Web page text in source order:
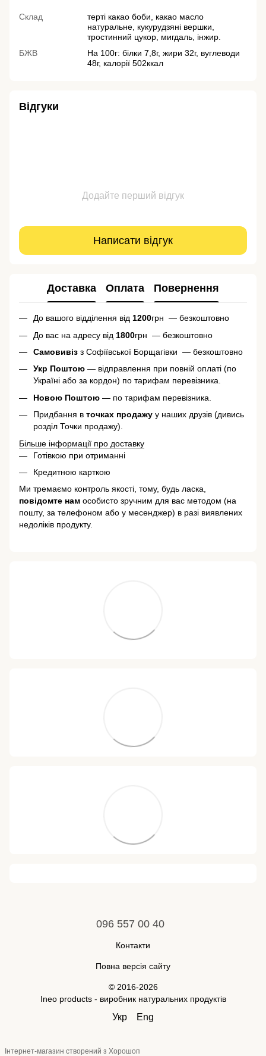
Склад
терті какао боби, какао масло
натуральне, кукурудзяні вершки,
тростинний цукор, мигдаль, інжир.
БЖВ
На 100г: білки 7,8г, жири 32г, вуглеводи
48г, калорії 502ккал
Відгуки
Додайте перший відгук
Написати відгук
Доставка Оплата Повернення
До вашого відділення від 1200грн — безкоштовно
До вас на адресу від 1800грн — безкоштовно
Самовивіз з Софіївської Борщагівки — безкоштовно
Укр Поштою — відправлення при повній оплаті (по
Україні або за кордон) по тарифам перевізника.
Новою Поштою — по тарифам перевізника.
Придбання в точках продажу у наших друзів (дивись
розділ Точки продажу).
Більше інформації про доставку
Готівкою при отриманні
Кредитною карткою
Ми тремаємо контроль якості, тому, будь ласка,
повідомте нам особисто зручним для вас методом (на
пошту, за телефоном або у месенджер) в разі виявлених
недоліків продукту.
096 557 00 40
Контакти
Повна версія сайту
© 2016-2026
Ineo products - виробник натуральних продуктів
Укр Eng
Інтернет-магазин створений з Хорошоп